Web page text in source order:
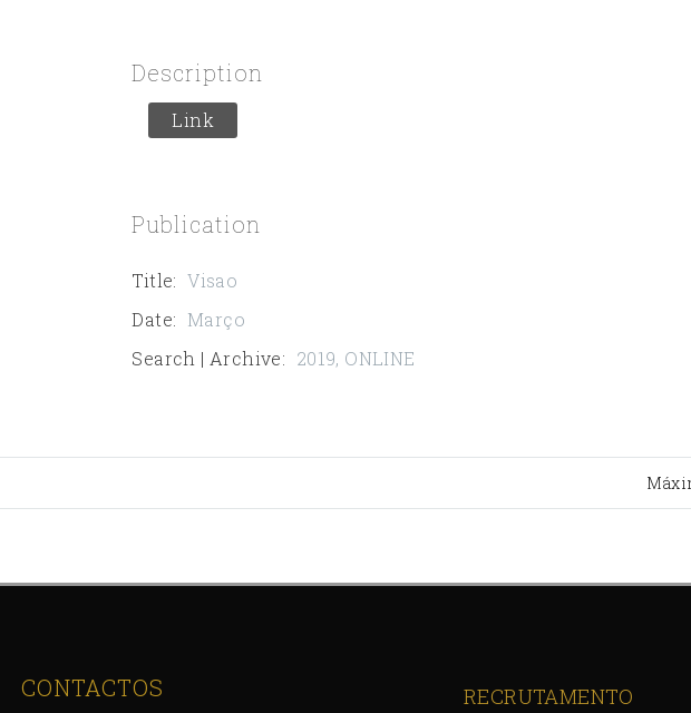
Description
Link
Publication
Title: Visao
Date: Março
Search | Archive: 2019, ONLINE
CONTACTOS RECRUTAMENTO